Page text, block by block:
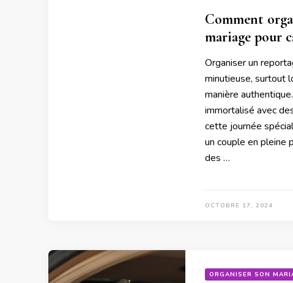
Comment
mariage pour
Organiser un
minutieuse, surtout
manière
immortalisé avec
cette journée
un couple en pleine
des …
OCTOBRE 17, 2024
ORGANISER SON